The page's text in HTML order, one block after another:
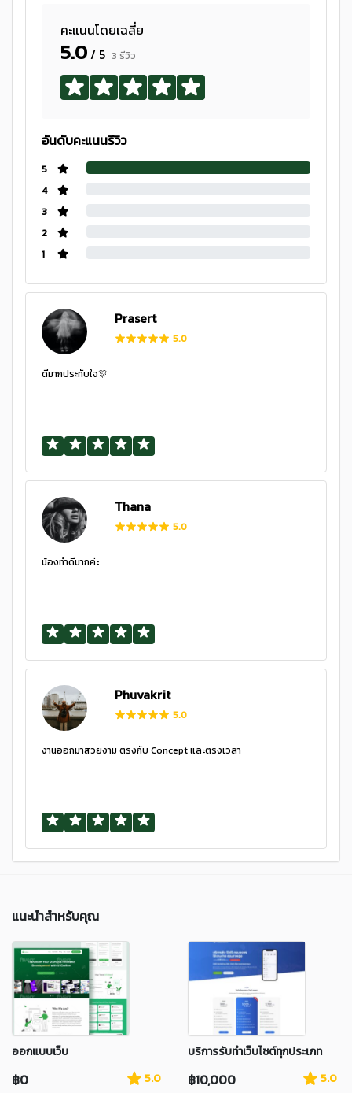
คะแนนโดยเฉลี่ย
5.0/ 5 3 รีวิว
อันดับคะแนนรีวิว
5
4
3
2
1
Prasert
5.0
ดีมากประทับใจ🎊
Thana
5.0
น้องทำดีมากค่ะ
Phuvakrit
5.0
งานออกมาสวยงาม ตรงกับ Concept และตรงเวลา
แนะนำสำหรับคุณ
ออกแบบเว็บ
฿0 5.0
บริการรับทำเว็บไซต์ทุกประเภท
฿10,000 5.0